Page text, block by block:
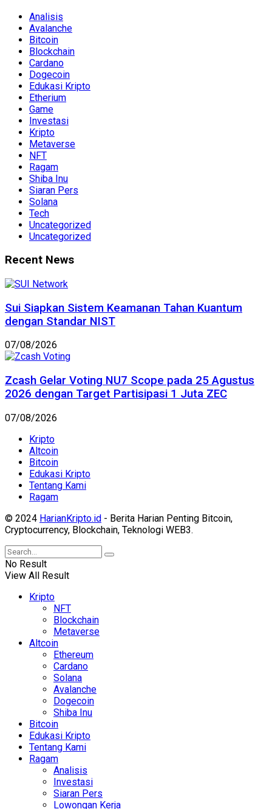
Analisis
Avalanche
Bitcoin
Blockchain
Cardano
Dogecoin
Edukasi Kripto
Etherium
Game
Investasi
Kripto
Metaverse
NFT
Ragam
Shiba Inu
Siaran Pers
Solana
Tech
Uncategorized
Uncategorized
Recent News
Sui Siapkan Sistem Keamanan Tahan Kuantum
dengan Standar NIST
07/08/2026
Zcash Gelar Voting NU7 Scope pada 25 Agustus
2026 dengan Target Partisipasi 1 Juta ZEC
07/08/2026
Kripto
Altcoin
Bitcoin
Edukasi Kripto
Tentang Kami
Ragam
© 2024 HarianKripto.id - Berita Harian Penting Bitcoin,
Cryptocurrency, Blockchain, Teknologi WEB3.
No Result
View All Result
Kripto
NFT
Blockchain
Metaverse
Altcoin
Ethereum
Cardano
Solana
Avalanche
Dogecoin
Shiba Inu
Bitcoin
Edukasi Kripto
Tentang Kami
Ragam
Analisis
Investasi
Siaran Pers
Lowongan Kerja